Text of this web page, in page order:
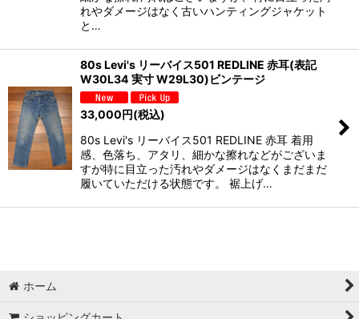
れやダメージはなく古いハンティングジャケット
と…
80s Levi's リーバイス501 REDLINE 赤耳(表記
W30L34 実寸 W29L30)ビンテージ
33,000円(税込)
80s Levi's リーバイス501 REDLINE 赤耳 着用
感、色落ち、アタリ、細かな擦れなどがございま
すが特に目立った汚れやダメージはなくまだまだ
履いていただける状態です。 裾上げ…
ホーム